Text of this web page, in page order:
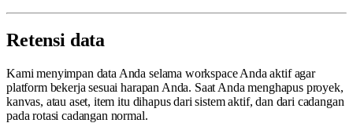
Retensi data
Kami menyimpan data Anda selama workspace Anda aktif agar
platform bekerja sesuai harapan Anda. Saat Anda menghapus proyek,
kanvas, atau aset, item itu dihapus dari sistem aktif, dan dari cadangan
pada rotasi cadangan normal.